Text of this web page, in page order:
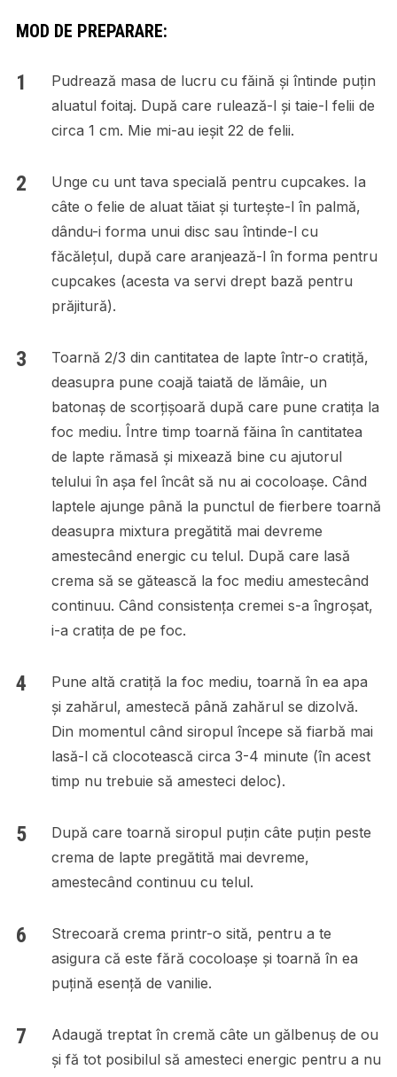
MOD DE PREPARARE:
Pudrează masa de lucru cu făină și întinde puțin
aluatul foitaj. După care rulează-l și taie-l felii de
circa 1 cm. Mie mi-au ieșit 22 de felii.
Unge cu unt tava specială pentru cupcakes. Ia
câte o felie de aluat tăiat și turtește-l în palmă,
dându-i forma unui disc sau întinde-l cu
făcălețul, după care aranjează-l în forma pentru
cupcakes (acesta va servi drept bază pentru
prăjitură).
Toarnă 2/3 din cantitatea de lapte într-o cratiță,
deasupra pune coajă taiată de lămâie, un
batonaș de scorțișoară după care pune cratița la
foc mediu. Între timp toarnă făina în cantitatea
de lapte rămasă și mixează bine cu ajutorul
telului în așa fel încât să nu ai cocoloașe. Când
laptele ajunge până la punctul de fierbere toarnă
deasupra mixtura pregătită mai devreme
amestecând energic cu telul. După care lasă
crema să se gătească la foc mediu amestecând
continuu. Când consistența cremei s-a îngroșat,
i-a cratița de pe foc.
Pune altă cratiță la foc mediu, toarnă în ea apa
și zahărul, amestecă până zahărul se dizolvă.
Din momentul când siropul începe să fiarbă mai
lasă-l că clocotească circa 3-4 minute (în acest
timp nu trebuie să amesteci deloc).
După care toarnă siropul puțin câte puțin peste
crema de lapte pregătită mai devreme,
amestecând continuu cu telul.
Strecoară crema printr-o sită, pentru a te
asigura că este fără cocoloașe și toarnă în ea
puțină esență de vanilie.
Adaugă treptat în cremă câte un gălbenuș de ou
și fă tot posibilul să amesteci energic pentru a nu